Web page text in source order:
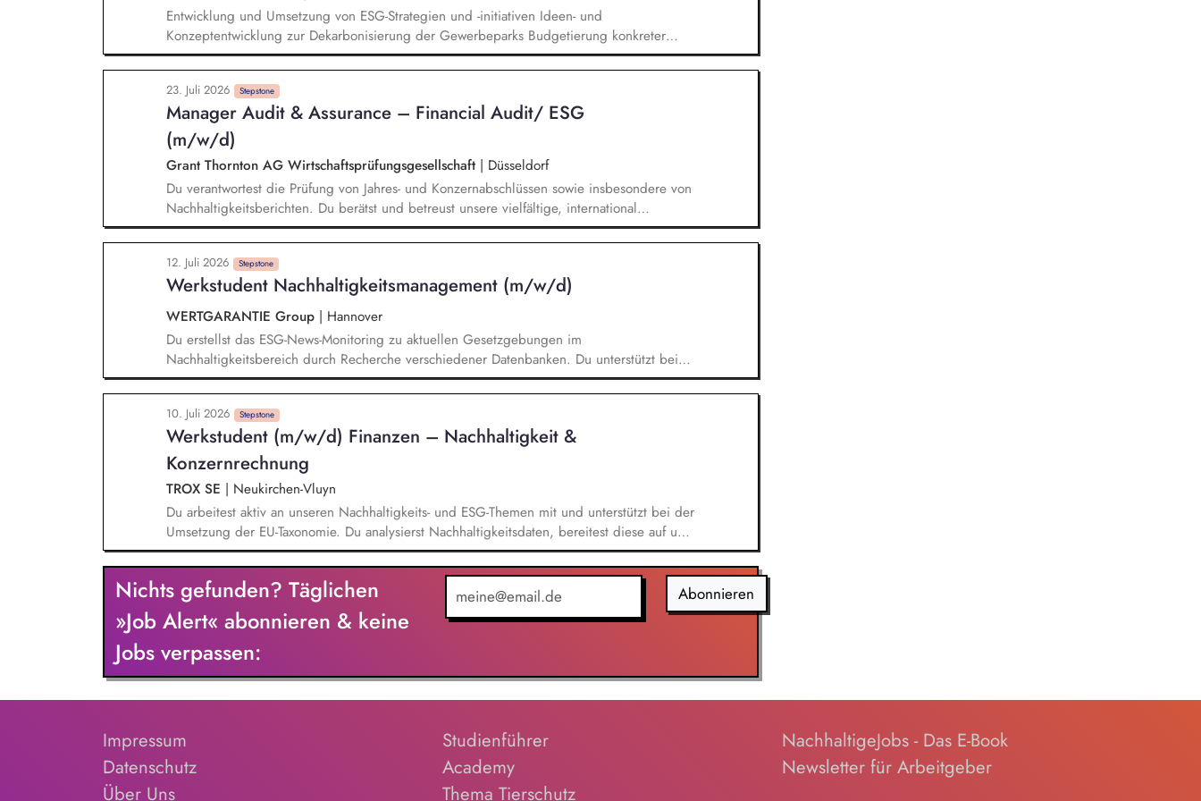
Entwicklung und Umsetzung von ESG-Strategien und -initiativen Ideen- und
Konzeptentwicklung zur Dekarbonisierung der Gewerbeparks Budgetierung konkreter
Nachhaltigkeitsmaßnahmen und Bewertung des CRREM-Pfades Machbarkeitsstudien und
technische Vorprüfung für PV-, LED- und Heizungsprojekte Unterstützung bei der
Gebäudezertifizierung nach gängigen Nachhaltigkeitsstandards Erstellung von Reports
und Präsentationen für interne und externe Stakeholder
23. Juli 2026 Stepstone
Manager Audit & Assurance – Financial Audit/ ESG
(m/w/d)
Grant Thornton AG Wirtschaftsprüfungsgesellschaft | Düsseldorf
Du verantwortest die Prüfung von Jahres- und Konzernabschlüssen sowie insbesondere von
Nachhaltigkeitsberichten. Du berätst und betreust unsere vielfältige, international
ausgerichtete Mandantschaft bei der Implementierung von Prozessen und der Erstellung
von Nachhaltigkeitsberichten. Du verantwortest prüfungsnahe Beratungsprojekte mit dem
Schwerpunkt Nachhaltigkeit. Du bringst Dein Fachwissen in nationalen und internationalen
(GT-)Gremien ein.
12. Juli 2026 Stepstone
Werkstudent Nachhaltigkeitsmanagement (m/w/d)
WERTGARANTIE Group | Hannover
Du erstellst das ESG-News-Monitoring zu aktuellen Gesetzgebungen im
Nachhaltigkeitsbereich durch Recherche verschiedener Datenbanken. Du unterstützt bei
der Planung und Umsetzung von aktuellen Nachhaltigkeitsprojekten und -Maßnahmen auf
Unternehmensebene. Du übernimmst Aufgaben in unseren vielfältigen Themenfeldern,
u.a. Kreislaufwirtschaft, Aktive Mobilität, Soziale Nachhaltigkeit,
Nachhaltigkeitskommunikation. Du bist in die Erstellung des Nachhaltigkeitsberichts und
die Erhebung entsprechender Kennzahlen (insb. CO2-Bilanz) eingebunden.
10. Juli 2026 Stepstone
Werkstudent (m/w/d) Finanzen – Nachhaltigkeit &
Konzernrechnung
TROX SE | Neukirchen-Vluyn
Du arbeitest aktiv an unseren Nachhaltigkeits- und ESG-Themen mit und unterstützt bei der
Umsetzung der EU-Taxonomie. Du analysierst Nachhaltigkeitsdaten, bereitest diese auf und
leistest damit einen wichtigen Beitrag zum Konzernreporting. Du erstellst aussagekräftige
Präsentationen für das Finanzreporting. Du wirkst bei der Einführung einer modernen
Business-Intelligence-Lösung (BI) zur Digitalisierung unseres Nachhaltigkeitsreportings mit.
Nichts gefunden? Täglichen
»Job Alert« abonnieren & keine
Jobs verpassen:
Abonnieren
Impressum
Datenschutz
Über Uns
Studienführer
Academy
Thema Tierschutz
NachhaltigeJobs - Das E-Book
Newsletter für Arbeitgeber